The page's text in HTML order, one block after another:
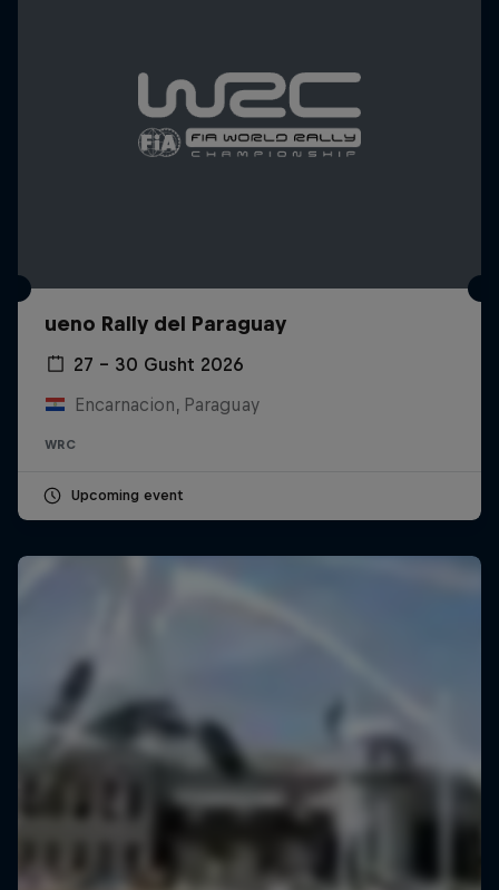
ueno Rally del Paraguay
27 – 30 Gusht 2026
Encarnacion, Paraguay
WRC
Upcoming event